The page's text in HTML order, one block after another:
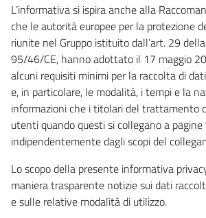
L’informativa si ispira anche alla
che le autorità europee per la protezione
riunite nel Gruppo istituito dall’art. 29
95/46/CE, hanno adottato il 17 maggio
alcuni requisiti minimi per la raccolta di
e, in particolare, le modalità, i tempi e la
informazioni che i titolari del trattamento
utenti quando questi si collegano a pagine
indipendentemente dagli scopi del
Lo scopo della presente informativa
maniera trasparente notizie sui dati
e sulle relative modalità di utilizzo.